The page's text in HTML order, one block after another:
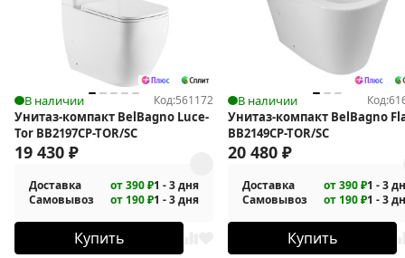
В наличии Код:561172
Унитаз-компакт BelBagno Luce-
Tor BB2197CP-TOR/SC
19 430 ₽
Доставка от 390 ₽1 - 3 дня
Самовывоз
от 190 ₽1 - 3 дня
Купить
В наличии Код:
Унитаз-компакт BelBagno
BB2149CP-TOR/SC
20 480 ₽
Доставка от 390 ₽1 - 3
Самовывоз
от 190 ₽1 - 3
Купить